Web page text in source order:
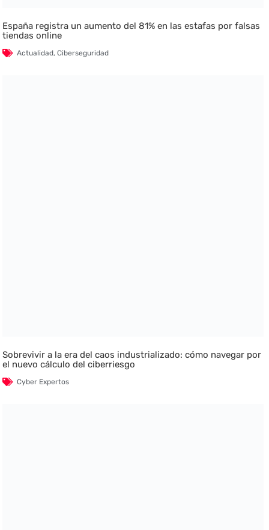
España registra un aumento del 81% en las estafas por falsas
tiendas online
Actualidad,Ciberseguridad
Sobrevivir a la era del caos industrializado: cómo navegar por
el nuevo cálculo del ciberriesgo
Cyber Expertos